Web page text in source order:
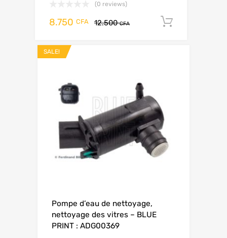
(0 reviews)
12.500CFA
8.750 CFA
SALE!
Pompe d’eau de nettoyage,
nettoyage des vitres – BLUE
PRINT : ADG00369